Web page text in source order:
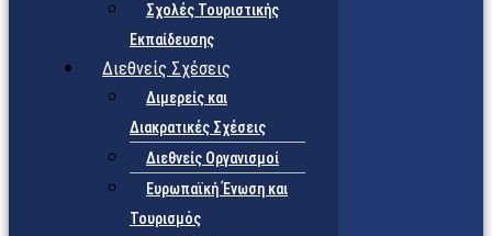
Σχολές Τουριστικής
Εκπαίδευσης
Διεθνείς Σχέσεις
Διμερείς και
Διακρατικές Σχέσεις
Διεθνείς Οργανισμοί
Ευρωπαϊκή Ένωση και
Τουρισμός